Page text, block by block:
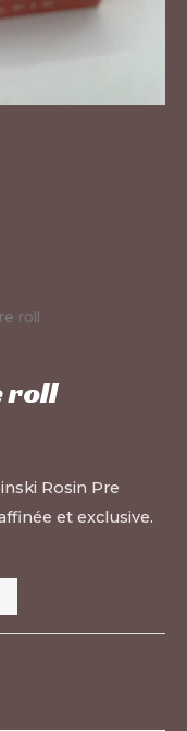
roll
roll
Rosin Pre
et exclusive.